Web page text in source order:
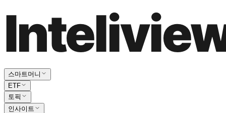
스마트머니
ETF
토픽
인사이트